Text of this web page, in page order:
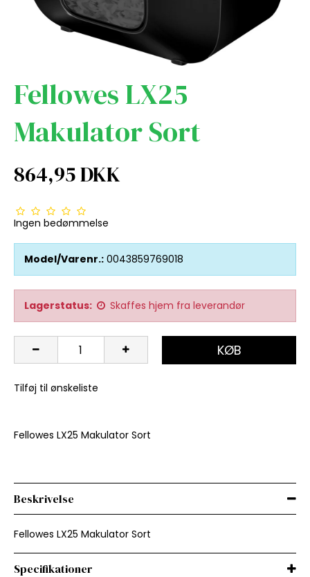
Fellowes LX25
Makulator Sort
864,95 DKK
Ingen bedømmelse
Model/Varenr.: 0043859769018
Lagerstatus: Skaffes hjem fra leverandør
KØB
Tilføj til ønskeliste
Fellowes LX25 Makulator Sort
Beskrivelse
Fellowes LX25 Makulator Sort
Specifikationer